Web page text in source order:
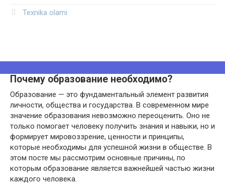
Texnika olami
Почему образование необходимо?
Образование — это фундаментальный элемент развития
личности, общества и государства. В современном мире
значение образования невозможно переоценить. Оно не
только помогает человеку получить знания и навыки, но и
формирует мировоззрение, ценности и принципы,
которые необходимы для успешной жизни в обществе. В
этом посте мы рассмотрим основные причины, по
которым образование является важнейшей частью жизни
каждого человека.